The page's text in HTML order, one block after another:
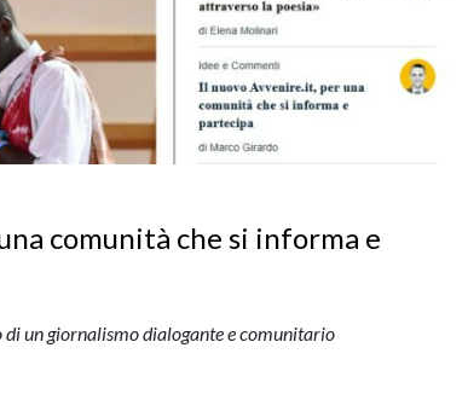
comunità che si informa e
di un giornalismo dialogante e comunitario